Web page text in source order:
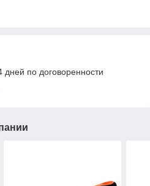
дней по договоренности